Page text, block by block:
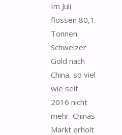
Im Juli
flossen 80,1
Tonnen
Schweizer
Gold nach
China, so viel
wie seit
2016 nicht
mehr. Chinas
Markt erholt